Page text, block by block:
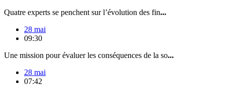
Quatre experts se penchent sur l’évolution des fin...
28 mai
09:30
Une mission pour évaluer les conséquences de la so...
28 mai
07:42